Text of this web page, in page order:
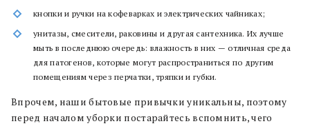
кнопки и ручки на кофеварках и электрических чайниках;
унитазы, смесители, раковины и другая сантехника. Их лучше
мыть в последнюю очередь: влажность в них — отличная среда
для патогенов, которые могут распространиться по другим
помещениям через перчатки, тряпки и губки.
Впрочем, наши бытовые привычки уникальны, поэтому
перед началом уборки постарайтесь вспомнить, чего